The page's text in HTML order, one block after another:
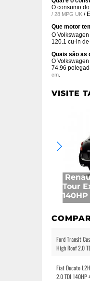
O consumo
/ 28 MPG UK /
Que motor
O
120.1 cu-in de
Quais são as
O
74.96
cm
VISITE
Tour
Ford Transit
High Roof 2.0
Fiat Ducato
2.0 TDI 140HP